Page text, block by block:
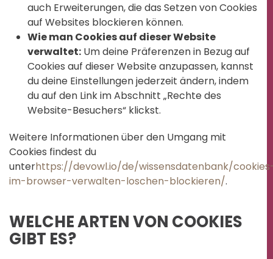
auch Erweiterungen, die das Setzen von Cookies
auf Websites blockieren können.
Wie man Cookies auf dieser Website
verwaltet: Um deine Präferenzen in Bezug auf
Cookies auf dieser Website anzupassen, kannst
du deine Einstellungen jederzeit ändern, indem
du auf den Link im Abschnitt „Rechte des
Website-Besuchers“ klickst.
Weitere Informationen über den Umgang mit
Cookies findest du
unterhttps://devowl.io/de/wissensdatenbank/
im-browser-verwalten-loschen-blockieren/.
WELCHE ARTEN VON COOKIES
GIBT ES?